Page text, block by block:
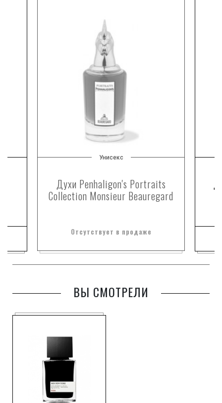
Унисекс
Духи Penhaligon's Portraits
Collection Monsieur Beauregard
Отсутствует в продаже
ВЫ СМОТРЕЛИ